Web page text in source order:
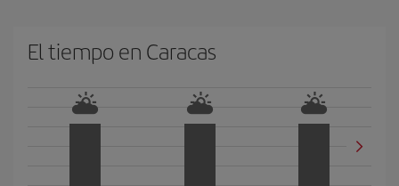
El tiempo en Caracas